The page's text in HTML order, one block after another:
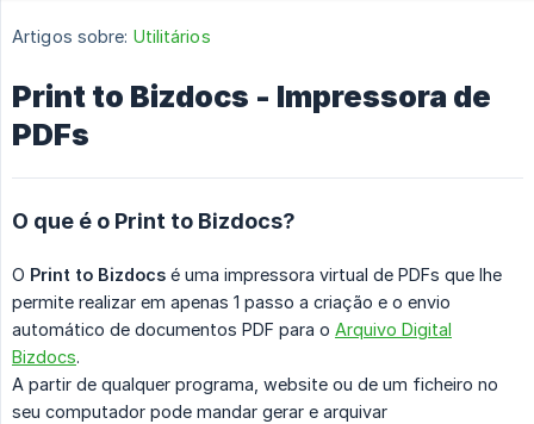
Artigos sobre: Utilitários
Print to Bizdocs - Impressora de
PDFs
O que é o Print to Bizdocs?
O Print to Bizdocs é uma impressora virtual de PDFs que lhe
permite realizar em apenas 1 passo a criação e o envio
automático de documentos PDF para o Arquivo Digital
Bizdocs.
A partir de qualquer programa, website ou de um ficheiro no
seu computador pode mandar gerar e arquivar